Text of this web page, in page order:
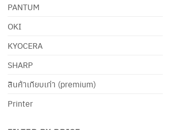
PANTUM
OKI
KYOCERA
SHARP
สินค้าเทียบเท่า (premium)
Printer